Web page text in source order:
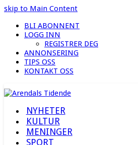
skip to Main Content
BLI ABONNENT
LOGG INN
REGISTRER DEG
ANNONSERING
TIPS OSS
KONTAKT OSS
NYHETER
KULTUR
MENINGER
SPORT